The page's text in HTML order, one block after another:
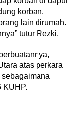
korban.
lain dirumah.
tutur Rezki.
atas perkara
KUHP.